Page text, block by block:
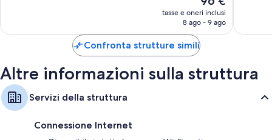
prezzo
attuale
96 €
tasse e oneri inclusi
8 ago - 9 ago
Confronta strutture simili
Altre informazioni sulla struttura
Servizi della struttura
Connessione Internet